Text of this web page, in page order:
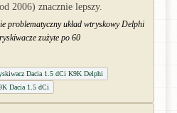
2006) znacznie lepszy.
problematyczny układ wtryskowy Delphi
zużyte po 60
Dacia 1.5 dCi K9K Delphi
Dacia 1.5 dCi